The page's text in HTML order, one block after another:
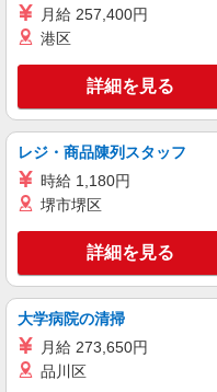
キープ
株式会社kotrio /●SD-H-2066656
郡山市◆
3〜×残業
時給
キープ
派遣社員
（株）ウィルオブ・ワーク
月給 257,400円
港区
詳細を見る
レジ・商品陳列スタッフ
時給 1,180円
堺市堺区
詳細を見る
大学病院の清掃
月給 273,650円
品川区